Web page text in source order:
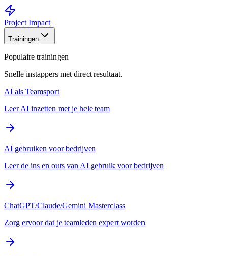
Project Impact
Trainingen
Populaire trainingen
Snelle instappers met direct resultaat.
AI als Teamsport
Leer AI inzetten met je hele team
AI gebruiken voor bedrijven
Leer de ins en outs van AI gebruik voor bedrijven
ChatGPT/Claude/Gemini Masterclass
Zorg ervoor dat je teamleden expert worden